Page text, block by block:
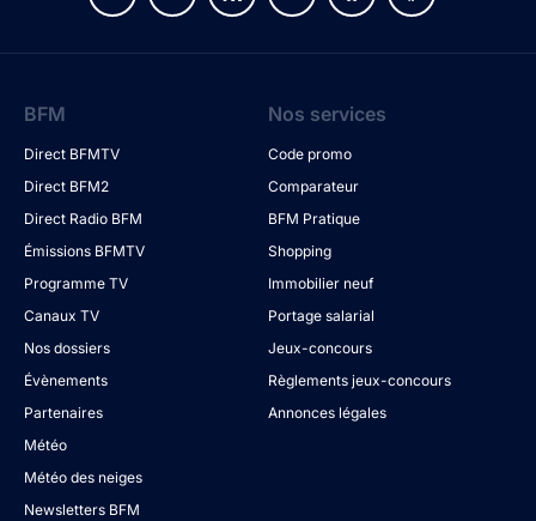
BFM
Direct BFMTV
Direct BFM2
Direct Radio BFM
Émissions BFMTV
Programme TV
Canaux TV
Nos dossiers
Évènements
Partenaires
Météo
Météo des neiges
Newsletters BFM
Nos services
Code promo
Comparateur
BFM Pratique
Shopping
Immobilier neuf
Portage salarial
Jeux-concours
Règlements jeux-concours
Annonces légales